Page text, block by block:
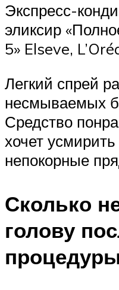
Экспресс-
эликсир
5» Elseve,
Легкий спрей
несмываемых
Средство
хочет
непокорные
Сколько
голову